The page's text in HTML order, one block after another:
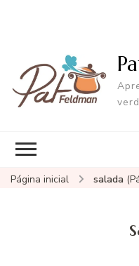
Página inicial salada